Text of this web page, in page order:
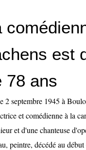
est
78 ans
2 septembre 1945 à
et comédienne à la
et d'une chanteuse
peintre, décédé au début